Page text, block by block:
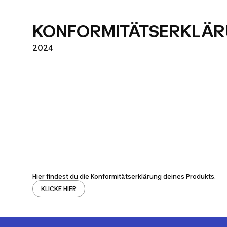
2024
Hier findest du die Konformitätserklärung deines Produkts.
KLICKE HIER